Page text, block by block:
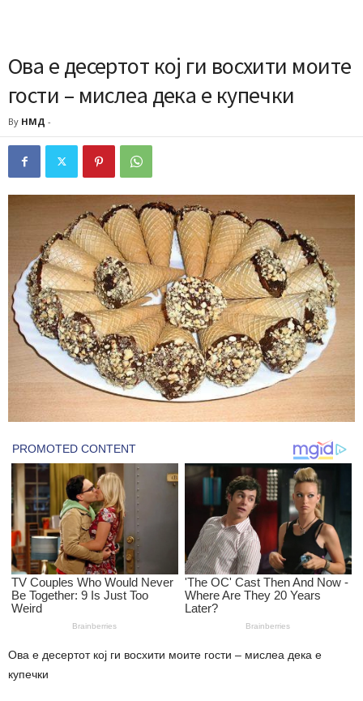
Ова е десертот кој ги восхити моите
гости – мислеа дека е купечки
By НМД -
Ова е десертот кој ги восхити моите гости – мислеа дека е
купечки